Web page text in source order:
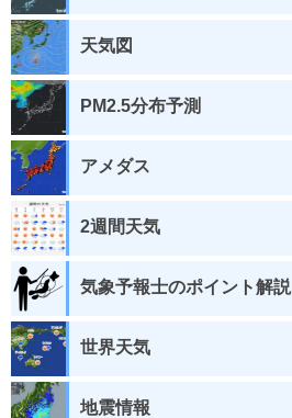
天気図
PM2.5分布予測
アメダス
2週間天気
気象予報士のポイント解説
世界天気
地震情報